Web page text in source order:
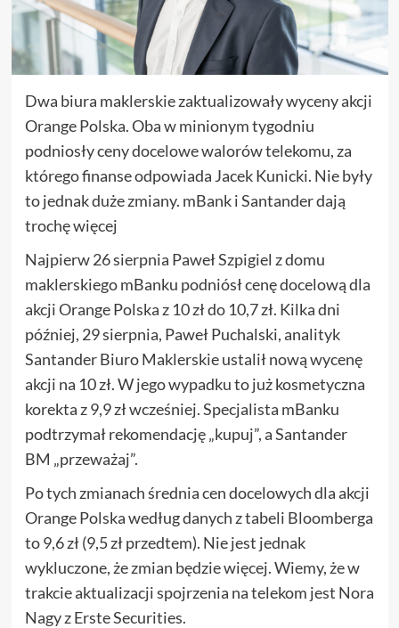
Dwa biura maklerskie zaktualizowały wyceny akcji
Orange Polska. Oba w minionym tygodniu
podniosły ceny docelowe walorów telekomu, za
którego finanse odpowiada Jacek Kunicki. Nie były
to jednak duże zmiany. mBank i Santander dają
trochę więcej
Najpierw 26 sierpnia Paweł Szpigiel z domu
maklerskiego mBanku podniósł cenę docelową dla
akcji Orange Polska z 10 zł do 10,7 zł. Kilka dni
później, 29 sierpnia, Paweł Puchalski, analityk
Santander Biuro Maklerskie ustalił nową wycenę
akcji na 10 zł. W jego wypadku to już kosmetyczna
korekta z 9,9 zł wcześniej. Specjalista mBanku
podtrzymał rekomendację „kupuj”, a Santander
BM „przeważaj”.
Po tych zmianach średnia cen docelowych dla akcji
Orange Polska według danych z tabeli Bloomberga
to 9,6 zł (9,5 zł przedtem). Nie jest jednak
wykluczone, że zmian będzie więcej. Wiemy, że w
trakcie aktualizacji spojrzenia na telekom jest Nora
Nagy z Erste Securities.